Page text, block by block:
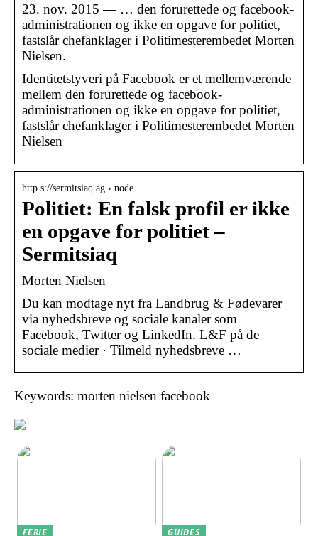
23. nov. 2015 — … den forurettede og facebook-
administrationen og ikke en opgave for politiet,
fastslår chefanklager i Politimesterembedet Morten
Nielsen.
Identitetstyveri på Facebook er et mellemværende
mellem den forurettede og facebook-
administrationen og ikke en opgave for politiet,
fastslår chefanklager i Politimesterembedet Morten
Nielsen
http s://sermitsiaq.ag › node
Politiet: En falsk profil er ikke
en opgave for politiet –
Sermitsiaq
Morten Nielsen
Du kan modtage nyt fra Landbrug & Fødevarer
via nyhedsbreve og sociale kanaler som
Facebook, Twitter og LinkedIn. L&F på de
sociale medier · Tilmeld nyhedsbreve …
Keywords: morten nielsen facebook
FERIE GUIDES